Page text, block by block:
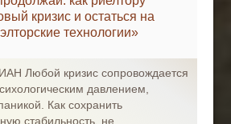
кризис и остаться на
технологии»
Любой кризис сопровождается
давлением,
Как сохранить
стабильность, не